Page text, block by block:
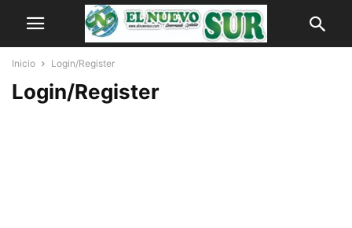
Inicio Login/Register
Login/Register